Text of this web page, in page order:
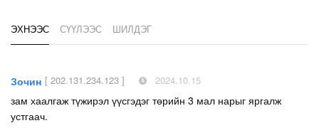
ЭХНЭЭС СҮҮЛЭЭС ШИЛДЭГ
Зочин [ 202.131.234.123 ] 2024.10.15
зам хаалгаж түжирэл үүсгэдэг төрийн 3 мал нарыг яргалж
устгаач.